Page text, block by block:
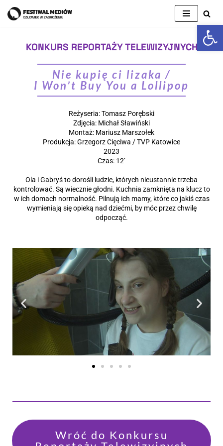
contentKONKURS REPORTAŻY TELEWIZYJNYCH
Nie kupię ci lizaka /
I Won’t Buy You a Lollipop
Reżyseria: Tomasz Porębski
Zdjęcia: Michał Sławiński
Montaż: Mariusz Marszołek
Produkcja: Grzegorz Cięciwa /TVP Katowice
2023
Czas: 12’
Ola i Gabryś to dorośli ludzie, których nieustannie trzeba
kontrolować. Są wiecznie głodni. Kuchnia zamknięta na klucz to
w ich domach normalność. Pilnują ich mamy, które co jakiś czas
wymieniają się opieką nad dziećmi, by móc przez chwilę
odpocząć.
Wróć do Konkursu